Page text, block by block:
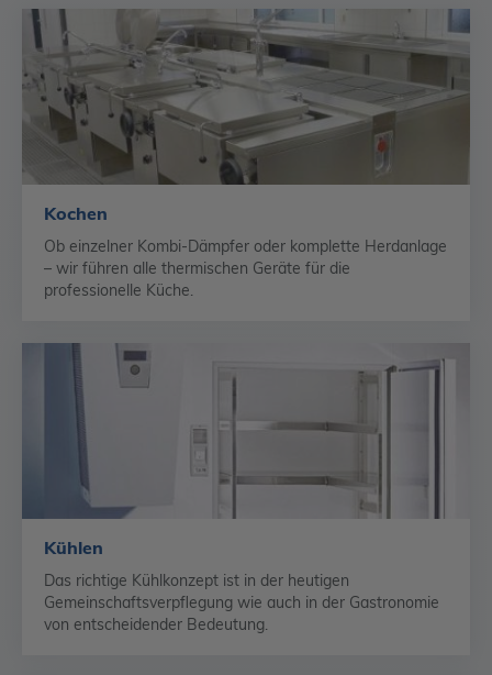
Kochen
Ob einzelner Kombi-Dämpfer oder komplette Herdanlage
– wir führen alle thermischen Geräte für die
professionelle Küche.
Kühlen
Das richtige Kühlkonzept ist in der heutigen
Gemeinschaftsverpflegung wie auch in der Gastronomie
von entscheidender Bedeutung.